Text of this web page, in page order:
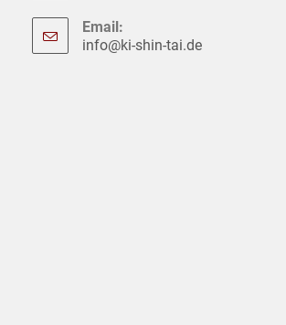
Email:
info@ki-shin-tai.deOpens